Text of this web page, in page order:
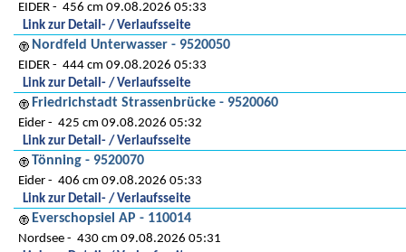
EIDER
456 cm 09.08.2026 05:33
Link zur Detail- / Verlaufsseite
Nordfeld Unterwasser - 9520050
EIDER
444 cm 09.08.2026 05:33
Link zur Detail- / Verlaufsseite
Friedrichstadt Strassenbrücke - 9520060
Eider
425 cm 09.08.2026 05:32
Link zur Detail- / Verlaufsseite
Tönning - 9520070
Eider
406 cm 09.08.2026 05:33
Link zur Detail- / Verlaufsseite
Everschopsiel AP - 110014
Nordsee
430 cm 09.08.2026 05:31